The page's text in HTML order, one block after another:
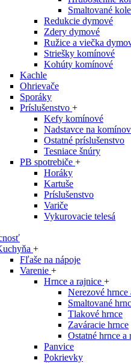
Smaltované
Redukcie dymové
Zdery dymové
Ružice a viečka
Striešky komínové
Kohúty komínové
Kachle
Ohrievače
Sporáky
Príslušenstvo +
Kefy komínové
Nadstavce na
Ostatné príslušenstvo
Tesniace šnúry
PB spotrebiče +
Horáky
Kartuše
Príslušenstvo
Variče
Vykurovacie telesá
+
Fľaše na nápoje
Varenie +
Hrnce a rajnice +
Nerezové hrnce
Smaltované
Tlakové hrnce
Zaváracie hrnce
Ostatné hrnce a
Panvice
Pokrievky